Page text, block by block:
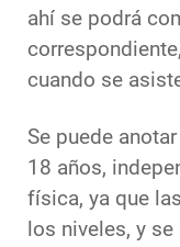
ahí se podrá
cuando se
Se puede
18 años,
física, ya que
los niveles, y